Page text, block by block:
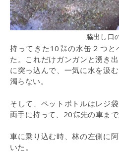
脇出し口
持ってきた10㍑の水缶２つと
た。これだけガンガンと湧き
に突っ込んで、一気に水を汲
濁らない。
そして、ペットボトルはレジ
両手に持って、20㍍先の車まで
車に乗り込む時、林の左側に
いた。